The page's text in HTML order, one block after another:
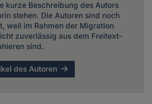
kurze Beschreibung des Autors
stehen. Die Autoren sind noch
weil im Rahmen der Migration
zuverlässig aus dem Freitext-
sind.
des Autoren